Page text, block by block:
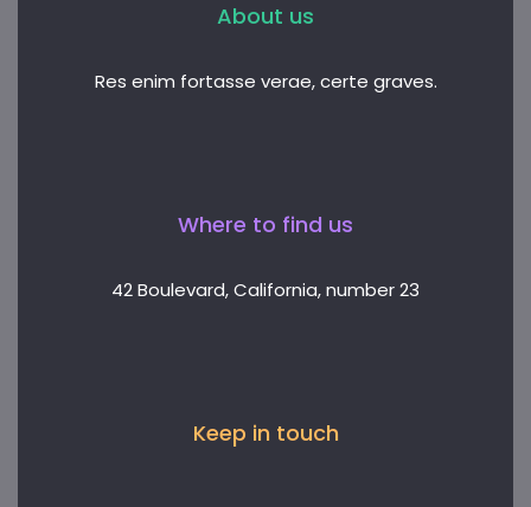
About us
Res enim fortasse verae, certe graves.
Where to find us
42 Boulevard, California, number 23
Keep in touch